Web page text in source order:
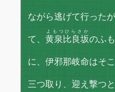
ながら逃げて行った
て、 黄泉比良坂
よもつひらさか
のふ
に、伊邪那岐命はそ
三つ取り、迎え撃つ